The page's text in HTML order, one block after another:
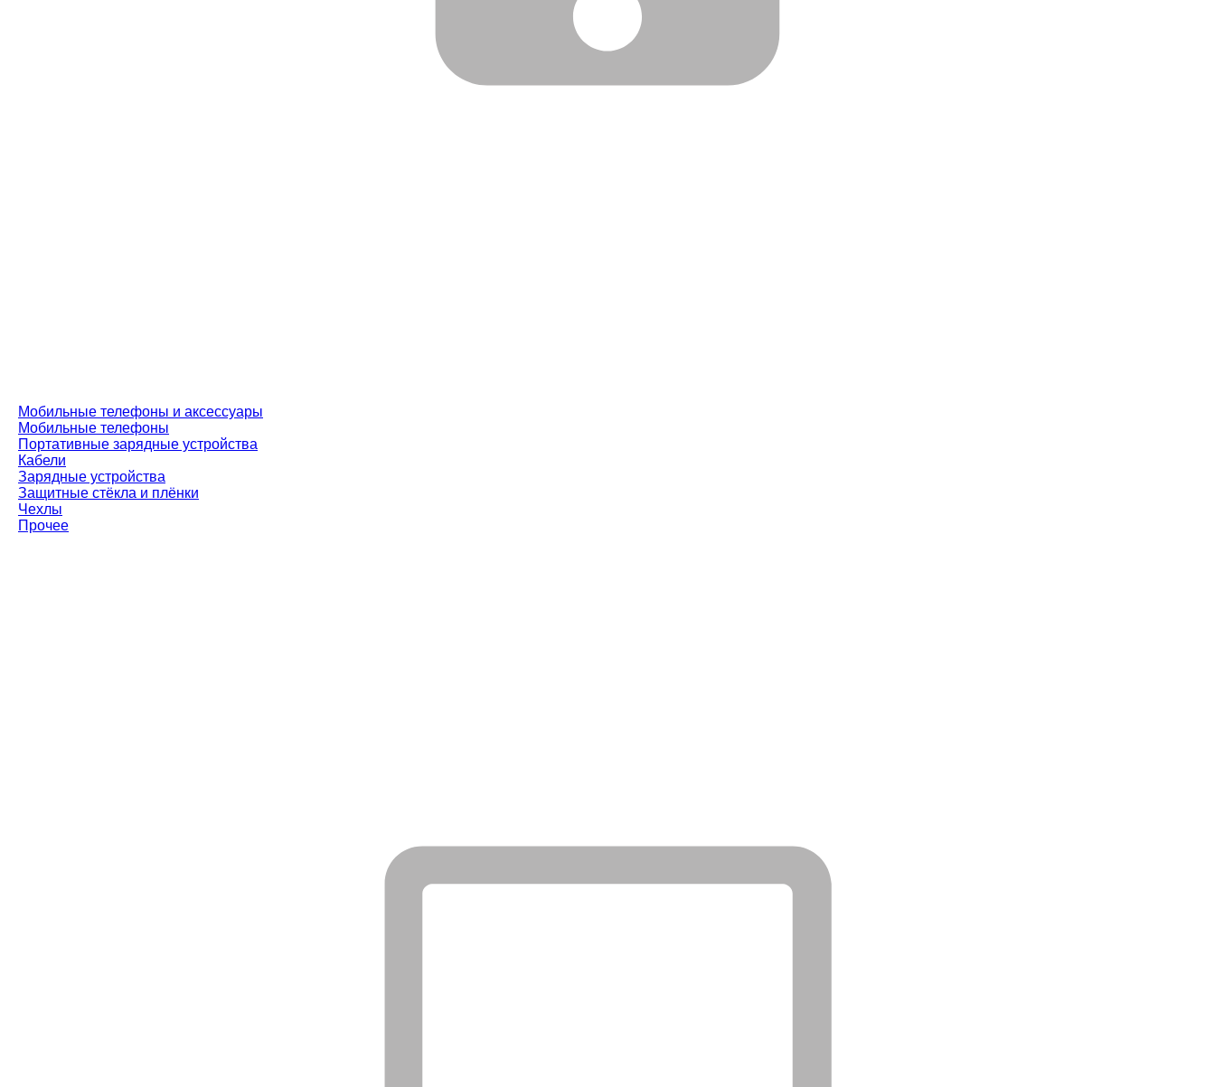
Мобильные телефоны и аксессуары
Мобильные телефоны
Портативные зарядные устройства
Кабели
Зарядные устройства
Защитные стёкла и плёнки
Чехлы
Прочее